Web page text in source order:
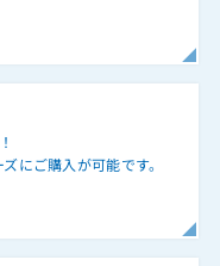
にご購入が可能です。